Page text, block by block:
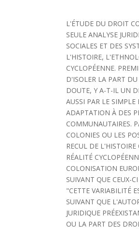
L'ÉTUDE DU DROIT
SEULE ANALYSE
SOCIALES ET DES
L'HISTOIRE,
CYCLOPÉENNE.
D'ISOLER LA PART
DOUTE, Y A-T-IL UN
AUSSI PAR LE
ADAPTATION À DES
COMMUNAUTAIRES.
COLONIES OU LES
RECUL DE
RÉALITÉ
COLONISATION
SUIVANT QUE CEUX-
"CETTE VARIABILITÉ
SUIVANT QUE
JURIDIQUE
OU LA PART DES